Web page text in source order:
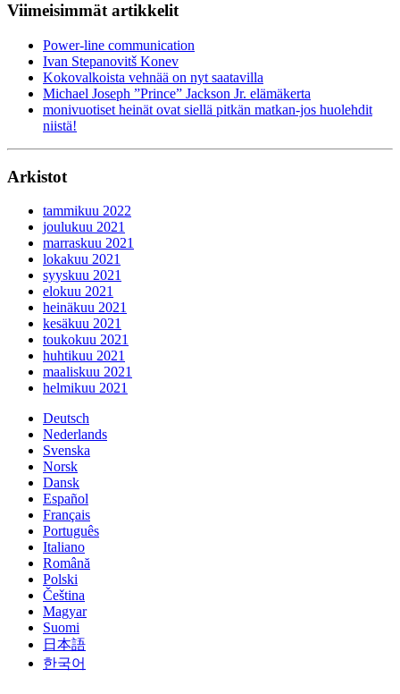
Viimeisimmät artikkelit
Power-line communication
Ivan Stepanovitš Konev
Kokovalkoista vehnää on nyt saatavilla
Michael Joseph ”Prince” Jackson Jr. elämäkerta
monivuotiset heinät ovat siellä pitkän matkan-jos huolehdit
niistä!
Arkistot
tammikuu 2022
joulukuu 2021
marraskuu 2021
lokakuu 2021
syyskuu 2021
elokuu 2021
heinäkuu 2021
kesäkuu 2021
toukokuu 2021
huhtikuu 2021
maaliskuu 2021
helmikuu 2021
Deutsch
Nederlands
Svenska
Norsk
Dansk
Español
Français
Português
Italiano
Română
Polski
Čeština
Magyar
Suomi
日本語
한국어